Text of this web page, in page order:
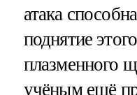
атака
поднятие
плазменного
учёным ещё